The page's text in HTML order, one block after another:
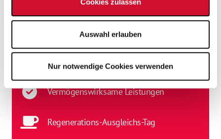
Cookies zulassen
Auswahl erlauben
Nur notwendige Cookies verwenden
Finanzierte Fort- und Weiterbildung
Tarifliche Vergütung
Vermögenswirksame Leistungen
Regenerations-Ausgleichs-Tag